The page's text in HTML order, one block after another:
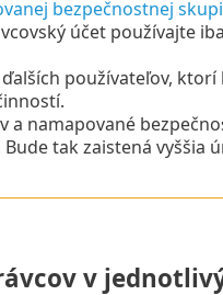
bezpečnostnej
účet používajte
používateľov,
a namapované
Bude tak zaistená vyššia
v